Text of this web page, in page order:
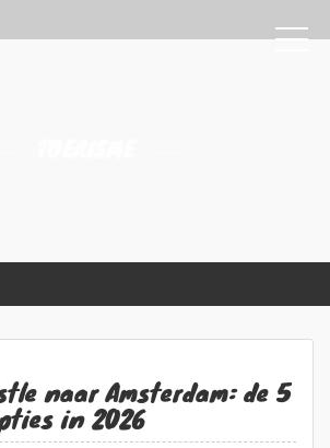
naar Amsterdam: de 5
in 2026